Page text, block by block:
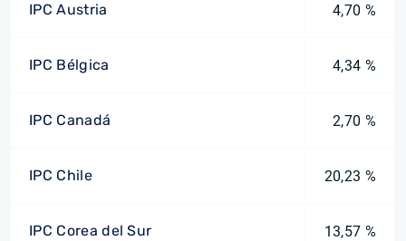
IPC Austria 4,70 %
IPC Bélgica 4,34 %
IPC Canadá 2,70 %
IPC Chile 20,23 %
IPC Corea del Sur 13,57 %